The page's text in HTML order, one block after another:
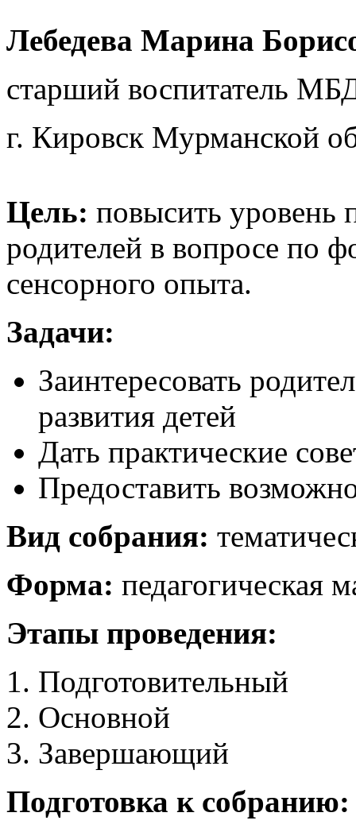
Лебедева Марина
старший воспитатель
г. Кировск Мурманской
Цель: повысить уровень
родителей в вопросе по
сенсорного опыта.
Задачи:
Заинтересовать
развития детей
Дать практические
Предоставить
Вид собрания:
Форма: педагогическая
Этапы проведения:
Подготовительный
Основной
Завершающий
Подготовка к собранию: